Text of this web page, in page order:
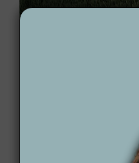
Jeśli marzysz o
stylu życia, łącząc